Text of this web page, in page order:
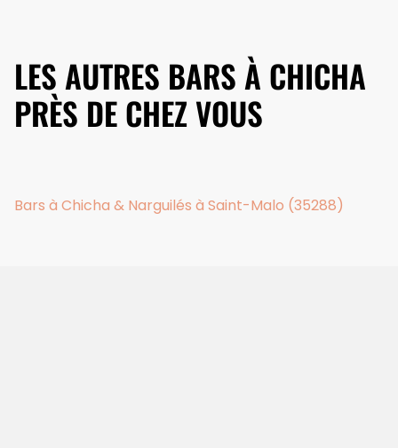
LES AUTRES BARS À CHICHA
PRÈS DE CHEZ VOUS
Bars à Chicha & Narguilés à Saint-Malo (35288)